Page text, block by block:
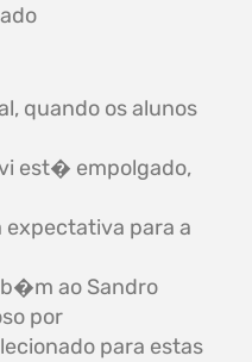
quando os alunos
est� empolgado,
para a
ao Sandro
por
para estas